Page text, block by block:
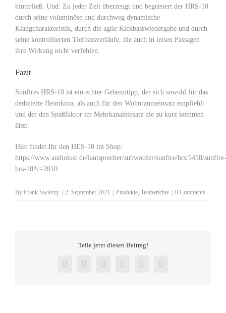
hinterließ. Und: Zu jeder Zeit überzeugt und begeistert der HRS-10
durch seine voluminöse und durchweg dynamische
Klangcharakteristik, durch die agile Kickbasswiedergabe und durch
seine kontrollierten Tiefbassverläufe, die auch in leisen Passagen
ihre Wirkung nicht verfehlen.
Fazit
Sunfires HRS-10 ist ein echter Geheimtipp, der sich sowohl für das
dedizierte Heimkino, als auch für den Wohnraumeinsatz empfiehlt
und der den Spaßfaktor im Mehrkanaleinsatz nie zu kurz kommen
lässt.
Hier findet Ihr den HES-10 im Shop:
https://www.audiolust.de/lautsprecher/subwoofer/sunfire/hrs/5458/sunfire-
hrs-10?c=2010
By Frank Swierzy 2. September 2021 Produkte, Testberichte 0 Comments
Teile jetzt diesen Beitrag!
Facebook
X RedditLinkedInPinterestVk